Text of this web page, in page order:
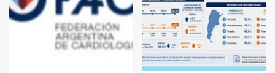
4
Los precios de los combustibles en
La Pampa, desde YPF hasta Axion
entre 857 a 1338 pesos